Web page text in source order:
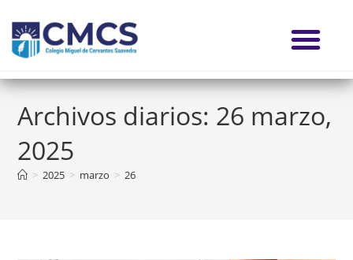
Archivos diarios: 26 marzo,
2025
> 2025 > marzo > 26